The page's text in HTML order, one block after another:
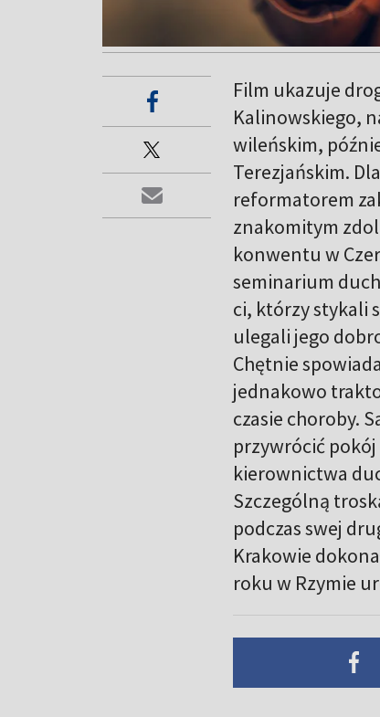
Film ukazuje
Kalinowskiego,
wileńskim,
Terezjańskim.
reformatorem
znakomitym
konwentu w
seminarium
ci, którzy stykali
ulegali jego
Chętnie
jednakowo
czasie choroby.
przywrócić
kierownictwa
Szczególną
podczas swej
Krakowie
roku w Rzymie